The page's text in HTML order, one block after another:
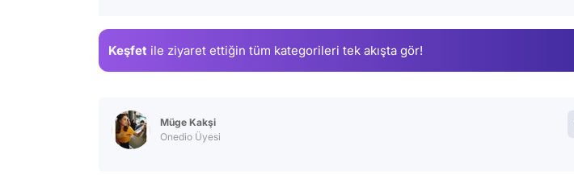
Keşfet ile ziyaret ettiğin tüm kategorileri tek akışta gör!
Müge Kakşi
Onedio Üyesi